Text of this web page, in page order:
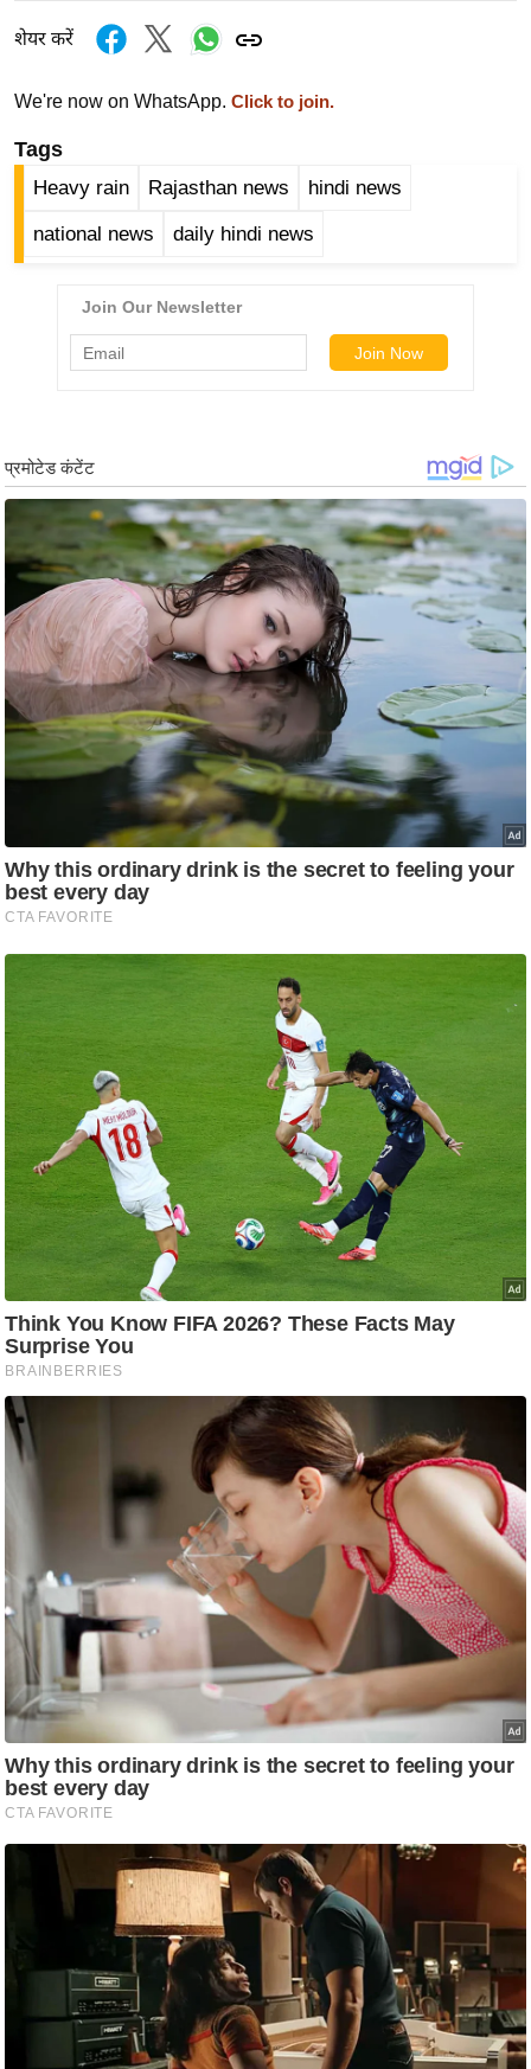
यं
इं
डि
या
हि
व
र्ल्ड
न्यू
ज
ब्री
फ
म
नो
रं
ज
न
ग
त
बॉ
ड
ली
वु
ड
फि
ल्म
स
मी
क्षा
B
r
e
a
k
N
e
w
s
ला
इ
फ
स्टा
ब्यू
शेयर करें
We're now on WhatsApp. Click to join.
Tags
Heavy rain Rajasthan news hindi news
national news daily hindi news